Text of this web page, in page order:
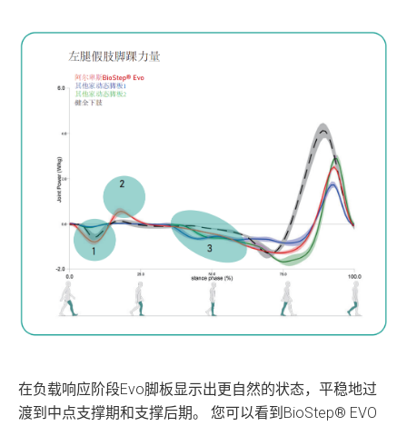
在负载响应阶段Evo脚板显示出更自然的状态，平稳地过
渡到中点支撑期和支撑后期。 您可以看到BioStep® EVO